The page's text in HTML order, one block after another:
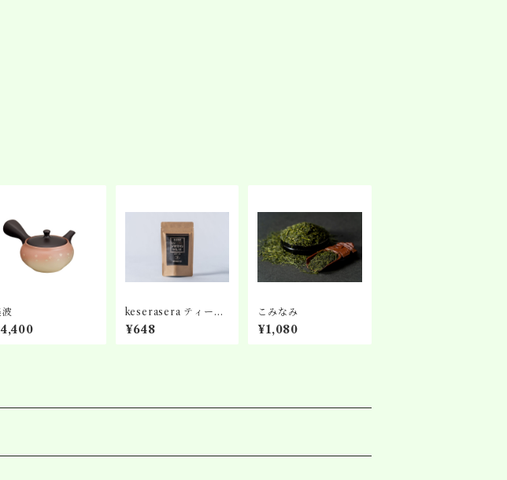
keserasera ティーバ
ッグ No.5 ほうじ茶
¥648
こみなみ
¥1,080